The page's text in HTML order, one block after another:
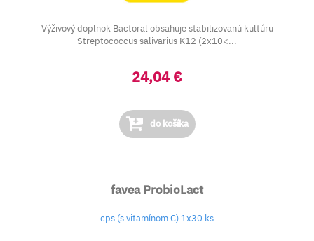
Výživový doplnok Bactoral obsahuje stabilizovanú kultúru
Streptococcus salivarius K12 (2x10<...
24,04 €
do košíka
favea ProbioLact
cps (s vitamínom C) 1x30 ks